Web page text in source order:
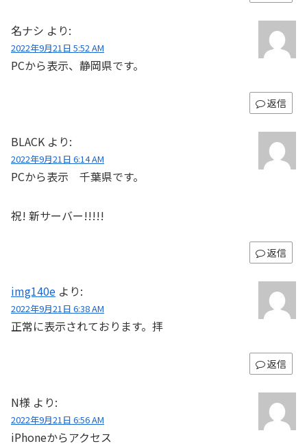
名ナシ より:
2022年9月21日 5:52 AM
PCから表示、静岡県です。
返信
BLACK より:
2022年9月21日 6:14 AM
PCから表示 千葉県です。
祝! 新サーバー!!!!!
返信
img140e より:
2022年9月21日 6:38 AM
正常に表示されております。拝
返信
N様 より:
2022年9月21日 6:56 AM
iPhoneからアクセス